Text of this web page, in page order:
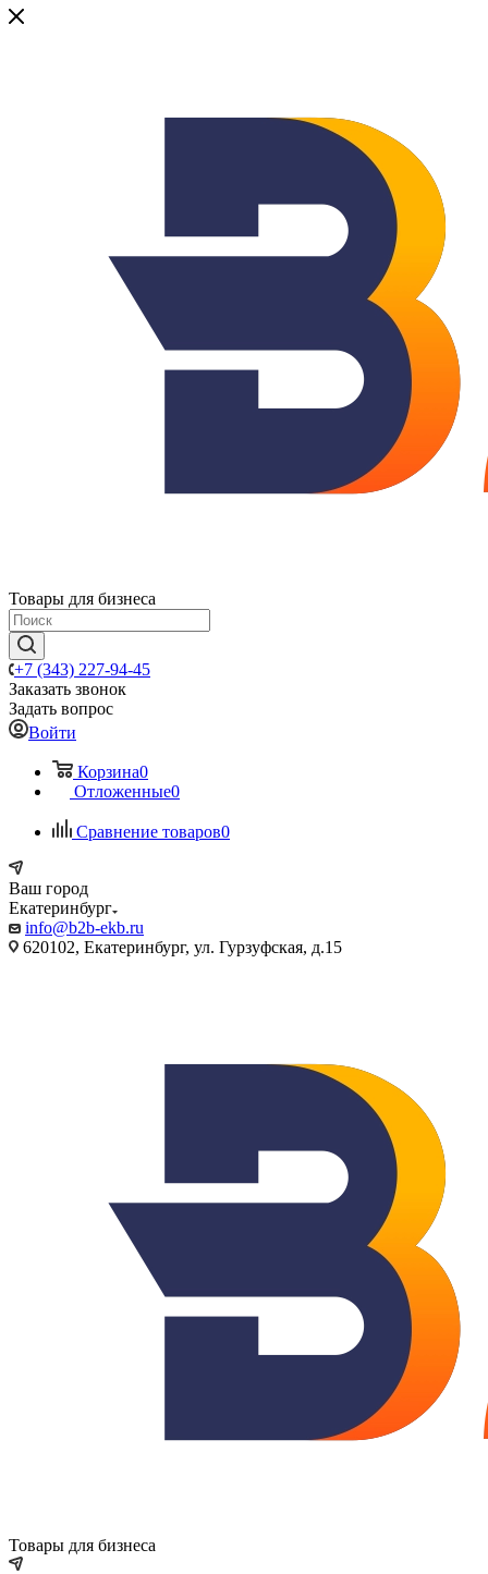
Товары для бизнеса
+7 (343) 227-94-45
Заказать звонок
Задать вопрос
Войти
Корзина0
Отложенные0
Сравнение товаров0
Ваш город
Екатеринбург
info@b2b-ekb.ru
620102, Екатеринбург, ул. Гурзуфская, д.15
Товары для бизнеса